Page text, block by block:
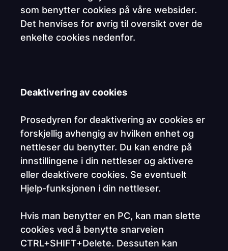
som benytter cookies på våre websider.
Det henvises for øvrig til oversikt over de
enkelte cookies nedenfor.
Deaktivering av cookies
Prosedyren for deaktivering av cookies er
forskjellig avhengig av hvilken enhet og
nettleser du benytter. Du kan endre på
innstillingene i din nettleser og aktivere
eller deaktivere cookies. Se eventuelt
Hjelp-funksjonen i din nettleser.
Hvis man benytter en PC, kan man slette
cookies ved å benytte snarveien
CTRL+SHIFT+Delete. Dessuten kan